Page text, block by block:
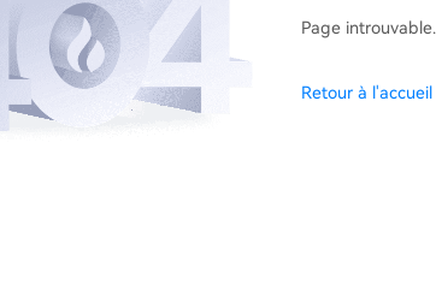
Page introuvable.
Retour à l'accueil